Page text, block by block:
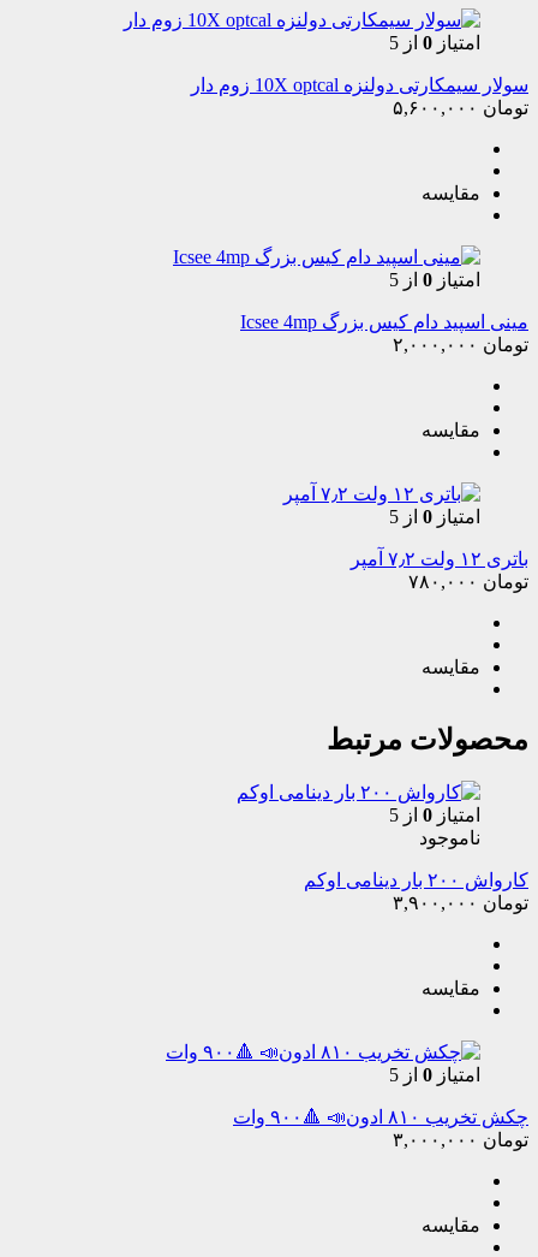
امتیاز 0 از 5
سولار سیمکارتی دولنزه 10X optcal زوم دار
تومان
مقایسه
امتیاز 0 از 5
مینی اسپید دام کیس بزرگ Icsee 4mp
تومان
مقایسه
امتیاز 0 از 5
باتری ۱۲ ولت ۷٫۲ آمپر
تومان
مقایسه
محصولات مرتبط
امتیاز 0 از 5
ناموجود
کارواش ۲۰۰ بار دینامی اوکم
تومان
مقایسه
امتیاز 0 از 5
چکش تخریب ۸۱۰ ادون📣 🔺۹۰۰ وات
تومان
مقایسه